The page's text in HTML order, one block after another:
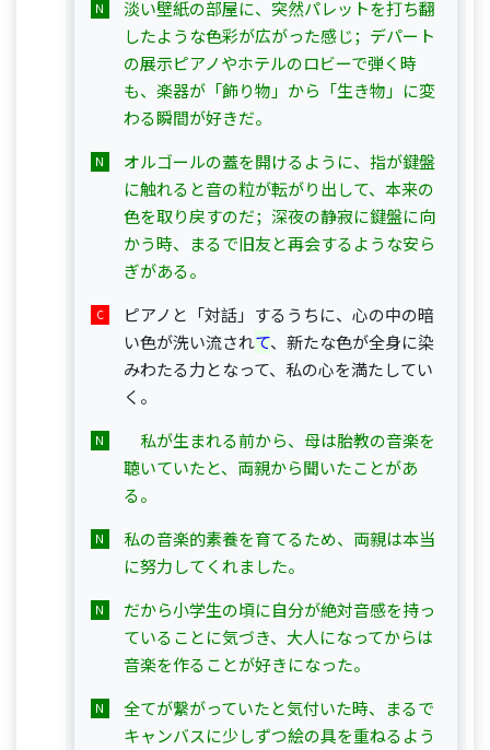
淡い壁紙の部屋に、突然パレットを打ち翻
したような色彩が広がった感じ；デパート
の展示ピアノやホテルのロビーで弾く時
も、楽器が「飾り物」から「生き物」に変
わる瞬間が好きだ。
オルゴールの蓋を開けるように、指が鍵盤
に触れると音の粒が転がり出して、本来の
色を取り戻すのだ；深夜の静寂に鍵盤に向
かう時、まるで旧友と再会するような安ら
ぎがある。
ピアノと「対話」するうちに、心の中の暗
い色が洗い流されて、新たな色が全身に染
みわたる力となって、私の心を満たしてい
く。
私が生まれる前から、母は胎教の音楽を
聴いていたと、両親から聞いたことがあ
る。
私の音楽的素養を育てるため、両親は本当
に努力してくれました。
だから小学生の頃に自分が絶対音感を持っ
ていることに気づき、大人になってからは
音楽を作ることが好きになった。
全てが繋がっていたと気付いた時、まるで
キャンバスに少しずつ絵の具を重ねるよう